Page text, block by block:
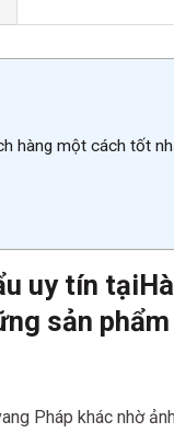
hàng một cách tốt
uy tín tại
sản
Pháp khác nhờ